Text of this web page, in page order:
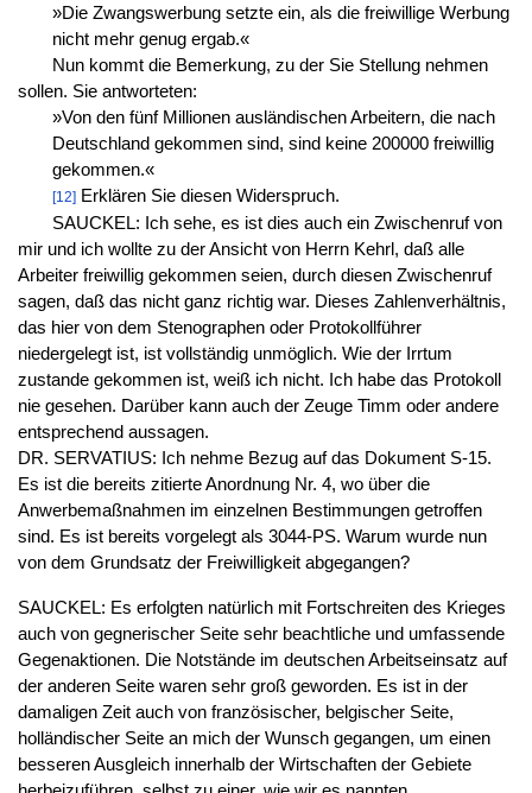
»Die Zwangswerbung setzte ein, als die freiwillige Werbung
nicht mehr genug ergab.«
Nun kommt die Bemerkung, zu der Sie Stellung nehmen
sollen. Sie antworteten:
»Von den fünf Millionen ausländischen Arbeitern, die nach
Deutschland gekommen sind, sind keine 200000 freiwillig
gekommen.«
[12]Erklären Sie diesen Widerspruch.
SAUCKEL: Ich sehe, es ist dies auch ein Zwischenruf von
mir und ich wollte zu der Ansicht von Herrn Kehrl, daß alle
Arbeiter freiwillig gekommen seien, durch diesen Zwischenruf
sagen, daß das nicht ganz richtig war. Dieses Zahlenverhältnis,
das hier von dem Stenographen oder Protokollführer
niedergelegt ist, ist vollständig unmöglich. Wie der Irrtum
zustande gekommen ist, weiß ich nicht. Ich habe das Protokoll
nie gesehen. Darüber kann auch der Zeuge Timm oder andere
entsprechend aussagen.
DR. SERVATIUS: Ich nehme Bezug auf das Dokument S-15.
Es ist die bereits zitierte Anordnung Nr. 4, wo über die
Anwerbemaßnahmen im einzelnen Bestimmungen getroffen
sind. Es ist bereits vorgelegt als 3044-PS. Warum wurde nun
von dem Grundsatz der Freiwilligkeit abgegangen?
SAUCKEL: Es erfolgten natürlich mit Fortschreiten des Krieges
auch von gegnerischer Seite sehr beachtliche und umfassende
Gegenaktionen. Die Notstände im deutschen Arbeitseinsatz auf
der anderen Seite waren sehr groß geworden. Es ist in der
damaligen Zeit auch von französischer, belgischer Seite,
holländischer Seite an mich der Wunsch gegangen, um einen
besseren Ausgleich innerhalb der Wirtschaften der Gebiete